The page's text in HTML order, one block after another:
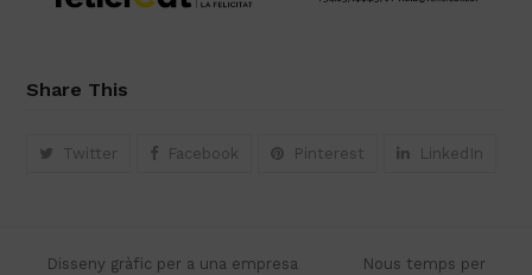
Share This
Twitter Facebook Pinterest LinkedIn
Disseny gràfic per a una empresa
Nous temps per